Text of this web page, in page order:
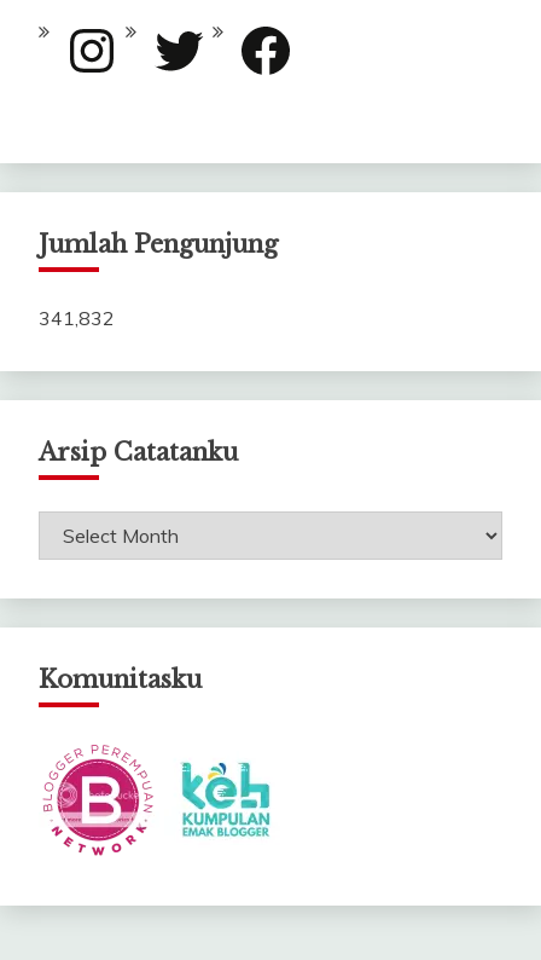
Instagram Twitter Facebook
Jumlah Pengunjung
341,832
Arsip Catatanku
Arsip
Komunitasku